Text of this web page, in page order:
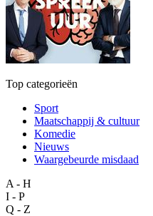
Top categorieën
Sport
Maatschappij & cultuur
Komedie
Nieuws
Waargebeurde misdaad
A - H
I - P
Q - Z